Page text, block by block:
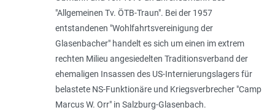
"Allgemeinen Tv. ÖTB-Traun". Bei der 1957
entstandenen "Wohlfahrtsvereinigung der
Glasenbacher" handelt es sich um einen im extrem
rechten Milieu angesiedelten Traditionsverband der
ehemaligen Insassen des US-Internierungslagers für
belastete NS-Funktionäre und Kriegsverbrecher "Camp
Marcus W. Orr" in Salzburg-Glasenbach.